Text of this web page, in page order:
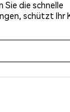
Sie die schnelle
schützt Ihr